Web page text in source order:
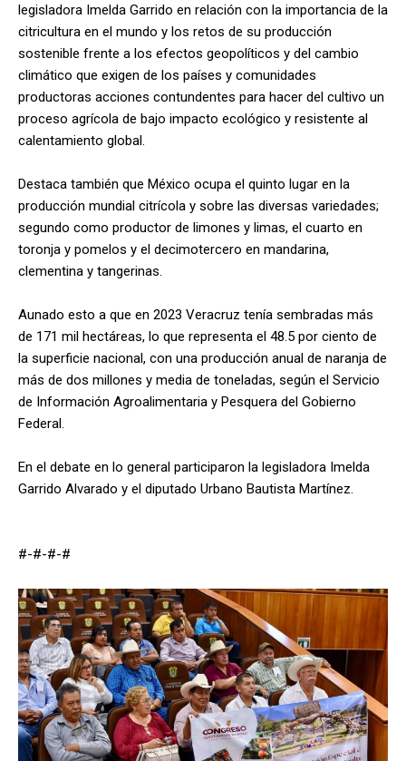
legisladora Imelda Garrido en relación con la importancia de la
citricultura en el mundo y los retos de su producción
sostenible frente a los efectos geopolíticos y del cambio
climático que exigen de los países y comunidades
productoras acciones contundentes para hacer del cultivo un
proceso agrícola de bajo impacto ecológico y resistente al
calentamiento global.
Destaca también que México ocupa el quinto lugar en la
producción mundial citrícola y sobre las diversas variedades;
segundo como productor de limones y limas, el cuarto en
toronja y pomelos y el decimotercero en mandarina,
clementina y tangerinas.
Aunado esto a que en 2023 Veracruz tenía sembradas más
de 171 mil hectáreas, lo que representa el 48.5 por ciento de
la superficie nacional, con una producción anual de naranja de
más de dos millones y media de toneladas, según el Servicio
de Información Agroalimentaria y Pesquera del Gobierno
Federal.
En el debate en lo general participaron la legisladora Imelda
Garrido Alvarado y el diputado Urbano Bautista Martínez.
#-#-#-#